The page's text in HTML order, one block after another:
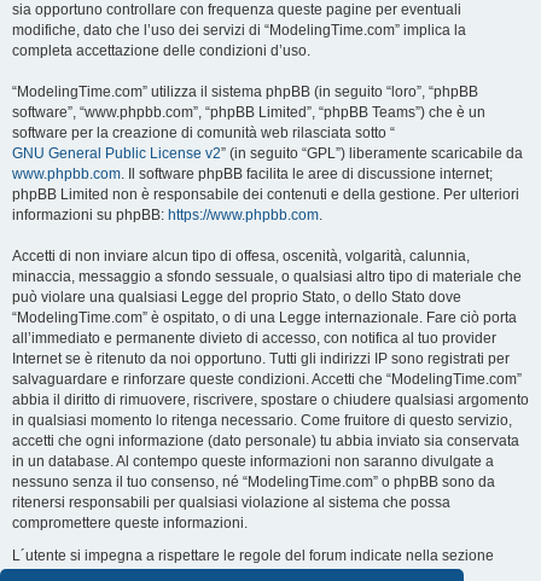
sia opportuno controllare con frequenza queste pagine per eventuali
modifiche, dato che l’uso dei servizi di “ModelingTime.com” implica la
completa accettazione delle condizioni d’uso.
“ModelingTime.com” utilizza il sistema phpBB (in seguito “loro”, “phpBB
software”, “www.phpbb.com”, “phpBB Limited”, “phpBB Teams”) che è un
software per la creazione di comunità web rilasciata sotto “
GNU General Public License v2” (in seguito “GPL”) liberamente scaricabile da
www.phpbb.com. Il software phpBB facilita le aree di discussione internet;
phpBB Limited non è responsabile dei contenuti e della gestione. Per ulteriori
informazioni su phpBB: https://www.phpbb.com.
Accetti di non inviare alcun tipo di offesa, oscenità, volgarità, calunnia,
minaccia, messaggio a sfondo sessuale, o qualsiasi altro tipo di materiale che
può violare una qualsiasi Legge del proprio Stato, o dello Stato dove
“ModelingTime.com” è ospitato, o di una Legge internazionale. Fare ciò porta
all’immediato e permanente divieto di accesso, con notifica al tuo provider
Internet se è ritenuto da noi opportuno. Tutti gli indirizzi IP sono registrati per
salvaguardare e rinforzare queste condizioni. Accetti che “ModelingTime.com”
abbia il diritto di rimuovere, riscrivere, spostare o chiudere qualsiasi argomento
in qualsiasi momento lo ritenga necessario. Come fruitore di questo servizio,
accetti che ogni informazione (dato personale) tu abbia inviato sia conservata
in un database. Al contempo queste informazioni non saranno divulgate a
nessuno senza il tuo consenso, né “ModelingTime.com” o phpBB sono da
ritenersi responsabili per qualsiasi violazione al sistema che possa
compromettere queste informazioni.
L´utente si impegna a rispettare le regole del forum indicate nella sezione